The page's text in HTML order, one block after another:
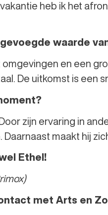
heb ik het
waarde
en een
De uitkomst is een
zijn ervaring in
maakt hij
Ethel!
met Arts en